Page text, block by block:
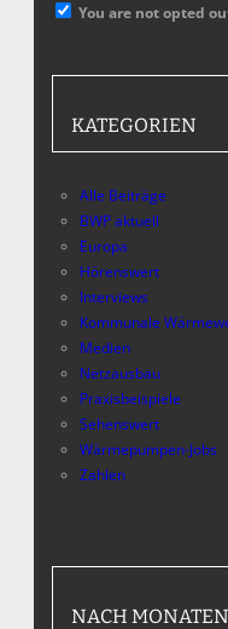
You are not opted
KATEGORIEN
Alle Beiträge
BWP aktuell
Europa
Hörenswert
Interviews
Kommunale
Medien
Netzausbau
Praxisbeispiele
Sehenswert
Wärmepumpen-Jobs
Zahlen
NACH MONATEN